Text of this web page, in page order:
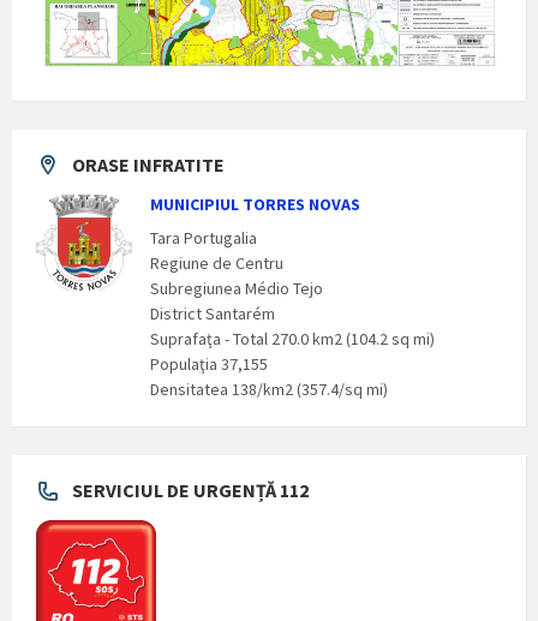
ORASE INFRATITE
MUNICIPIUL TORRES NOVAS
Tara Portugalia
Regiune de Centru
Subregiunea Médio Tejo
District Santarém
Suprafaţa - Total 270.0 km2 (104.2 sq mi)
Populaţia 37,155
Densitatea 138/km2 (357.4/sq mi)
SERVICIUL DE URGENȚĂ 112